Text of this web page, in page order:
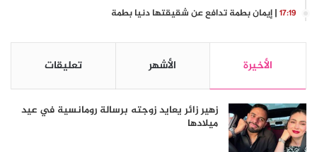
17:19 | إيمان بطمة تدافع عن شقيقتها دنيا بطمة
الأخيرة الأشهر تعليقات
زهير زائر يعايد زوجته برسالة رومانسية في عيد
ميلادها